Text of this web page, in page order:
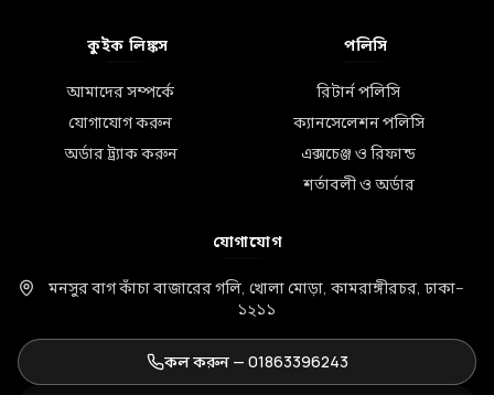
কুইক লিঙ্কস
আমাদের সম্পর্কে
যোগাযোগ করুন
অর্ডার ট্র্যাক করুন
পলিসি
রিটার্ন পলিসি
ক্যানসেলেশন পলিসি
এক্সচেঞ্জ ও রিফান্ড
শর্তাবলী ও অর্ডার
যোগাযোগ
মনসুর বাগ কাঁচা বাজারের গলি, খোলা মোড়া, কামরাঙ্গীরচর, ঢাকা–
১২১১
কল করুন — 01863396243